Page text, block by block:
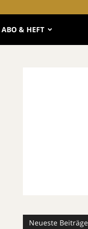
ABO & HEFT
Neueste Beiträge